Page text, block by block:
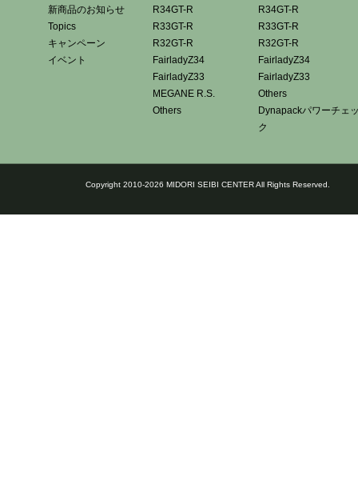
新商品のお知らせ
Topics
キャンペーン
イベント
R34GT-R
R33GT-R
R32GT-R
FairladyZ34
FairladyZ33
MEGANE R.S.
Others
R34GT-R
R33GT-R
R32GT-R
FairladyZ34
FairladyZ33
Others
Dynapackパワーチェ
ク
Copyright 2010-2026 MIDORI SEIBI CENTER All Rights Reserved.